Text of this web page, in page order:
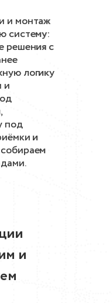
и монтаж
систему:
решения с
логику
и
под
и
и